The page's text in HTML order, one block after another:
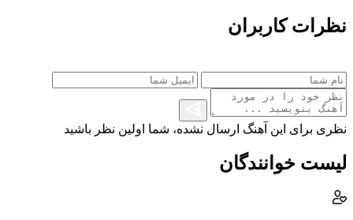
نظرات کاربران
نظری برای این آهنگ ارسال نشده، شما اولین نظر باشید
لیست خوانندگان